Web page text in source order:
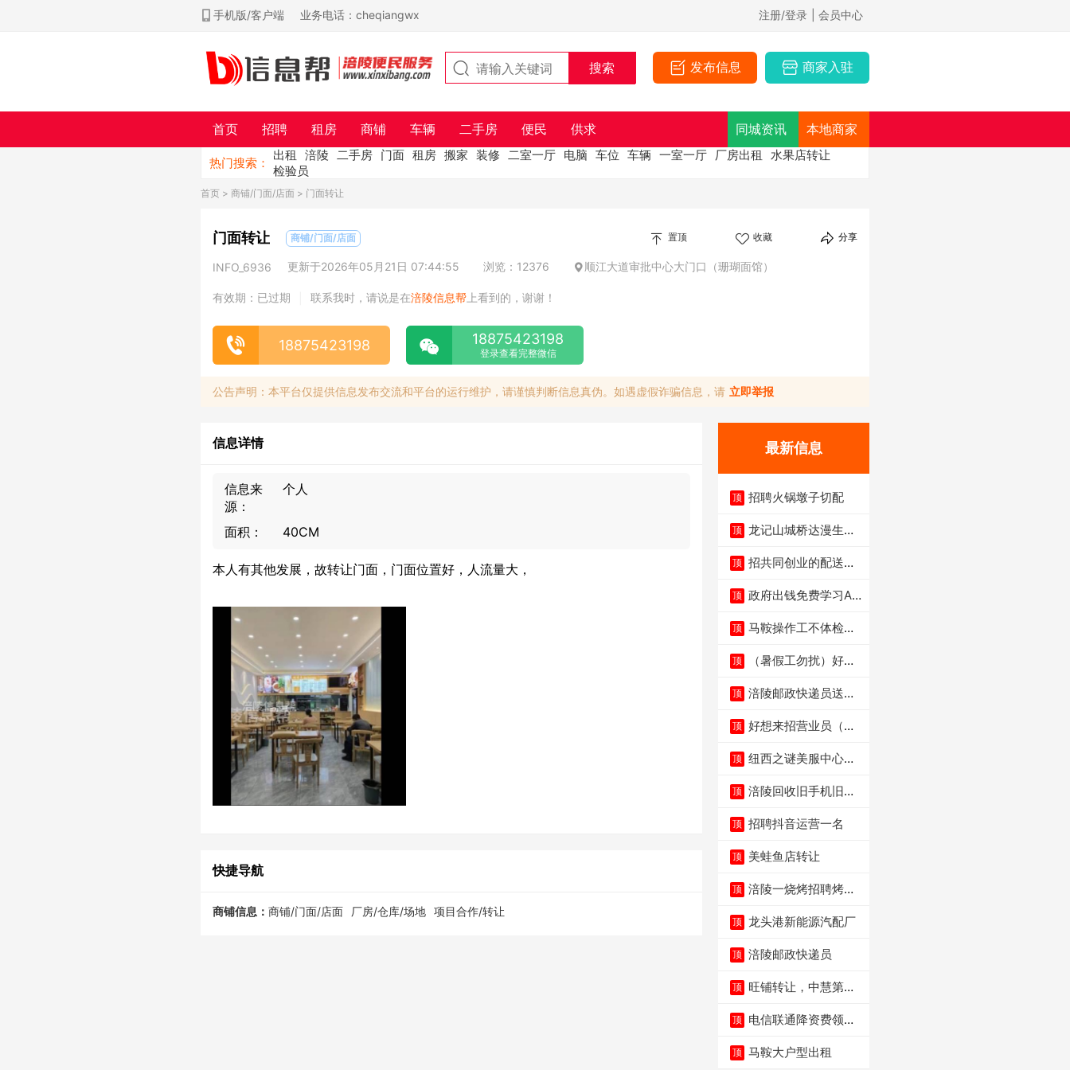
手机版/客户端 业务电话：cheqiangwx 注册/登录 | 会员中心
发布信息 商家入驻
首页 招聘 租房 商铺 车辆 二手房 便民 供求 同城资讯 本地商家
热门搜索：
出租 涪陵 二手房 门面 租房 搬家 装修 二室一厅 电脑 车位 车辆 一室一厅 厂房出租
水果店转让
检验员
首页 > 商铺/门面/店面 > 门面转让
门面转让 商铺/门面/店面 置顶 收藏 分享
INFO_6936 更新于2026年05月21日 07:44:55 浏览：12376 顺江大道审批中心大门口（珊瑚面馆）
有效期：已过期 联系我时，请说是在涪陵信息帮 上看到的，谢谢！
18875423198 18875423198
登录查看完整微信
公告声明：本平台仅提供信息发布交流和平台的运行维护，请谨慎判断信息真伪。如遇虚假诈骗信息，请 立即举报
信息详情
信息来
源：
个人
面积： 40CM
本人有其他发展，故转让门面，门面位置好，人流量大，
快捷导航
商铺信息： 商铺/门面/店面 厂房/仓库/场地 项目合作/转让
最新信息
顶 招聘火锅墩子切配
顶 龙记山城桥达漫生活
顶 招共同创业的配送伙
顶 政府出钱免费学习AI
顶 马鞍操作工不体检男
顶
（暑假工勿扰）好想
顶 涪陵邮政快递员送货
顶 好想来招营业员（不
顶 纽西之谜美服中心招
顶 涪陵回收旧手机旧电
顶 招聘抖音运营一名
顶 美蛙鱼店转让
顶 涪陵一烧烤招聘烤工
顶 龙头港新能源汽配厂
顶 涪陵邮政快递员
顶 旺铺转让，中慧第一
顶 电信联通降资费领价
顶 马鞍大户型出租